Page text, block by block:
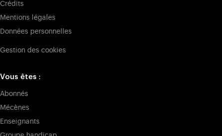
Crédits
Mentions légales
Données personnelles
Gestion des cookies
Vous êtes :
Abonnés
Mécènes
Enseignants